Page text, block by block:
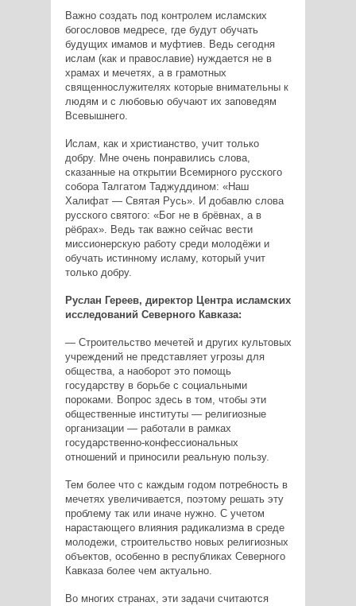
Важно создать под контролем исламских
богословов медресе, где будут обучать
будущих имамов и муфтиев. Ведь сегодня
ислам (как и православие) нуждается не в
храмах и мечетях, а в грамотных
священнослужителях которые внимательны к
людям и с любовью обучают их заповедям
Всевышнего.
Ислам, как и христианство, учит только
добру. Мне очень понравились слова,
сказанные на открытии Всемирного русского
собора Талгатом Таджуддином: «Наш
Халифат — Святая Русь». И добавлю слова
русского святого: «Бог не в брёвнах, а в
рёбрах». Ведь так важно сейчас вести
миссионерскую работу среди молодёжи и
обучать истинному исламу, который учит
только добру.
Руслан Гереев, директор Центра исламских
исследований Северного Кавказа:
— Строительство мечетей и других культовых
учреждений не представляет угрозы для
общества, а наоборот это помощь
государству в борьбе с социальными
пороками. Вопрос здесь в том, чтобы эти
общественные институты — религиозные
организации — работали в рамках
государственно-конфессиональных
отношений и приносили реальную пользу.
Тем более что с каждым годом потребность в
мечетях увеличивается, поэтому решать эту
проблему так или иначе нужно. С учетом
нарастающего влияния радикализма в среде
молодежи, строительство новых религиозных
объектов, особенно в республиках Северного
Кавказа более чем актуально.
Во многих странах, эти задачи считаются